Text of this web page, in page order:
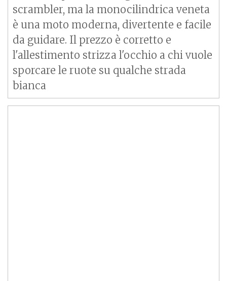
scrambler, ma la monocilindrica veneta
è una moto moderna, divertente e facile
da guidare. Il prezzo è corretto e
l'allestimento strizza l'occhio a chi vuole
sporcare le ruote su qualche strada
bianca